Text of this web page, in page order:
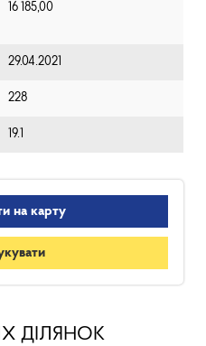
16 185,00
29.04.2021
228
19.1
на карту
ДІЛЯНОК